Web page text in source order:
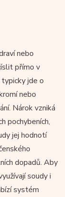
nebo
přímo v
jde o
nebo
Nárok vzniká
pochybeních,
jej hodnotí
dopadů. Aby
soudy i
systém